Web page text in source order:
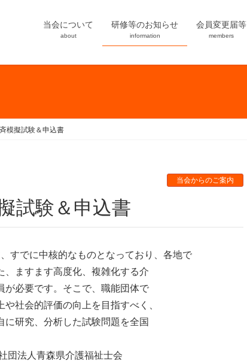
当会について
about
研修等のお知らせ
information
会員変更届等
members
模擬試験＆申込書
当会からのご案内
試験＆申込書
すでに中核的なものとなっており、各地で
、ますます高度化、複雑化する介
が必要です。そこで、職能団体で
社会的評価の向上を目指すべく、
研究、分析した試験問題を全国
団法人青森県介護福祉士会